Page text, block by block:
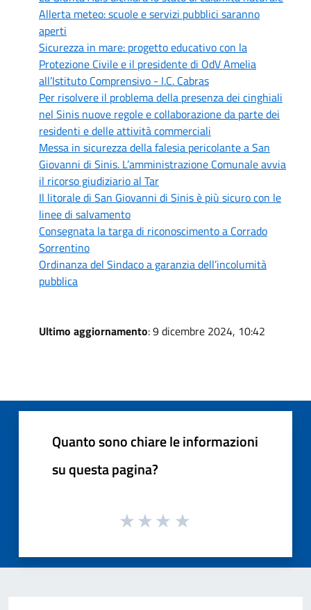
Allerta meteo: scuole e servizi pubblici saranno
aperti
Sicurezza in mare: progetto educativo con la
Protezione Civile e il presidente di OdV Amelia
all’Istituto Comprensivo - I.C. Cabras
Per risolvere il problema della presenza dei cinghiali
nel Sinis nuove regole e collaborazione da parte dei
residenti e delle attività commerciali
Messa in sicurezza della falesia pericolante a San
Giovanni di Sinis. L’amministrazione Comunale avvia
il ricorso giudiziario al Tar
Il litorale di San Giovanni di Sinis è più sicuro con le
linee di salvamento
Consegnata la targa di riconoscimento a Corrado
Sorrentino
Ordinanza del Sindaco a garanzia dell’incolumità
pubblica
Ultimo aggiornamento: 9 dicembre 2024, 10:42
Quanto sono chiare le informazioni
su questa pagina?